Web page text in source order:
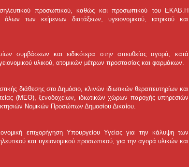
προσωπικού, καθώς και προσωπικού του ΕΚΑΒ.Η
των κείμενων διατάξεων, υγειονομικού, ιατρικού και
συμβάσεων και ειδικότερα στην απευθείας αγορά, κατά
υλικού, ατομικών μέτρων προστασίας και φαρμάκων.
διάθεσης στο Δημόσιο, κλινών ιδιωτικών θεραπευτηρίων και
(ΜΕΘ), ξενοδοχείων, ιδιωτικών χώρων παροχής υπηρεσιών
Νομικών Προσώπων Δημοσίου Δικαίου.
επιχορήγηση Υπουργείου Υγείας για την κάλυψη των
και υγειονομικού προσωπικού, για την αγορά υλικών και